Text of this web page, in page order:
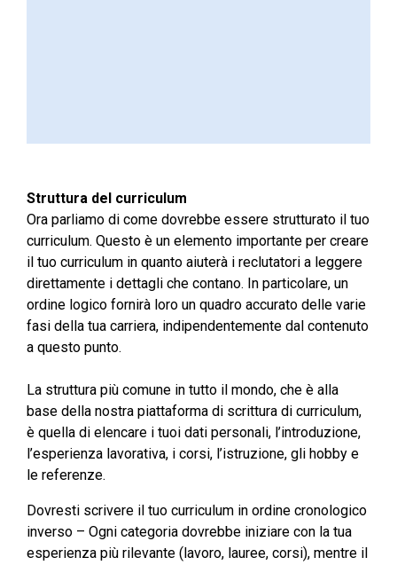
Struttura del curriculum
Ora parliamo di come dovrebbe essere strutturato il tuo
curriculum. Questo è un elemento importante per creare
il tuo curriculum in quanto aiuterà i reclutatori a leggere
direttamente i dettagli che contano. In particolare, un
ordine logico fornirà loro un quadro accurato delle varie
fasi della tua carriera, indipendentemente dal contenuto
a questo punto.
La struttura più comune in tutto il mondo, che è alla
base della nostra piattaforma di scrittura di curriculum,
è quella di elencare i tuoi dati personali, l’introduzione,
l’esperienza lavorativa, i corsi, l’istruzione, gli hobby e
le referenze.
Dovresti scrivere il tuo curriculum in ordine cronologico
inverso – Ogni categoria dovrebbe iniziare con la tua
esperienza più rilevante (lavoro, lauree, corsi), mentre il